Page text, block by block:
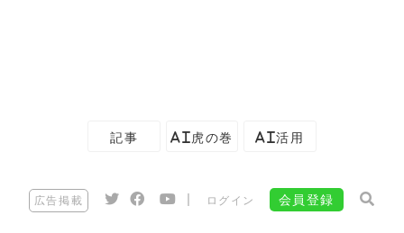
記事 AI虎の巻 AI活用
広告掲載 ログイン 会員登録